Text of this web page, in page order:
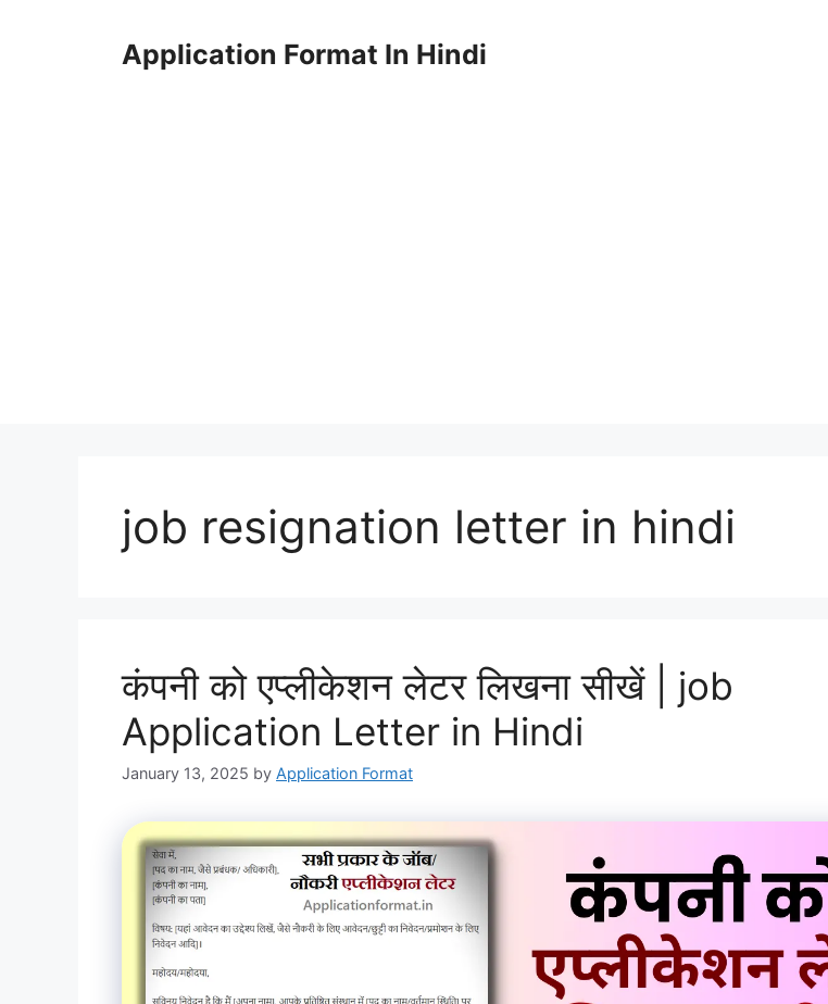
Application Format In Hindi
job resignation letter in hindi
कंपनी को एप्लीकेशन लेटर लिखना सीखें | job
Application Letter in Hindi
January 13, 2025 by Application Format